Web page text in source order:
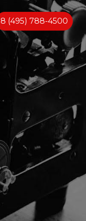
8 (495) 788-4500